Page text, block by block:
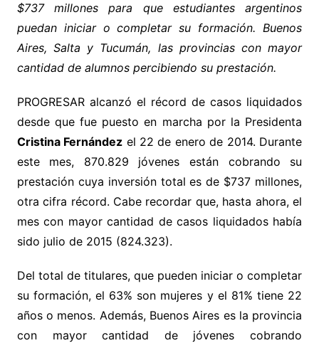
$737 millones para que estudiantes argentinos
puedan iniciar o completar su formación. Buenos
Aires, Salta y Tucumán, las provincias con mayor
cantidad de alumnos percibiendo su prestación.
PROGRESAR alcanzó el récord de casos liquidados
desde que fue puesto en marcha por la Presidenta
Cristina Fernández el 22 de enero de 2014. Durante
este mes, 870.829 jóvenes están cobrando su
prestación cuya inversión total es de $737 millones,
otra cifra récord. Cabe recordar que, hasta ahora, el
mes con mayor cantidad de casos liquidados había
sido julio de 2015 (824.323).
Del total de titulares, que pueden iniciar o completar
su formación, el 63% son mujeres y el 81% tiene 22
años o menos. Además, Buenos Aires es la provincia
con mayor cantidad de jóvenes cobrando